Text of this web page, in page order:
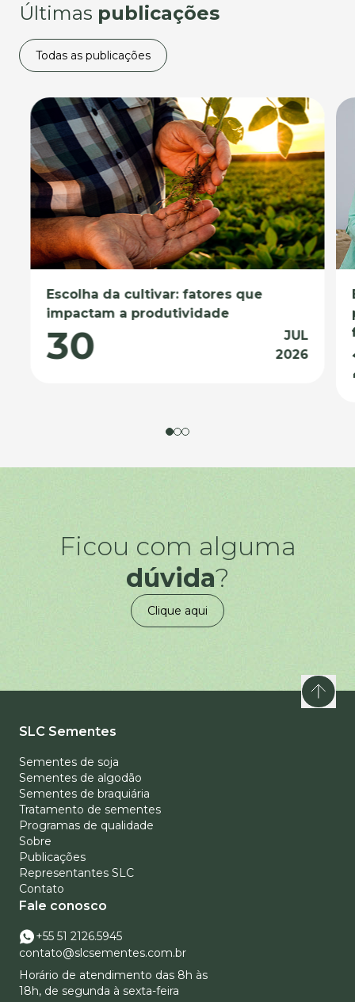
Últimas publicações
Todas as publicações
Escolha da cultivar: fatores que
impactam a produtividade
30
JUL
2026
Ficou com alguma
dúvida?
Clique aqui
SLC Sementes
Sementes de soja
Sementes de algodão
Sementes de braquiária
Tratamento de sementes
Programas de qualidade
Sobre
Publicações
Representantes SLC
Contato
Fale conosco
+55 51 2126.5945
contato@slcsementes.com.br
Horário de atendimento das 8h às
18h, de segunda à sexta-feira